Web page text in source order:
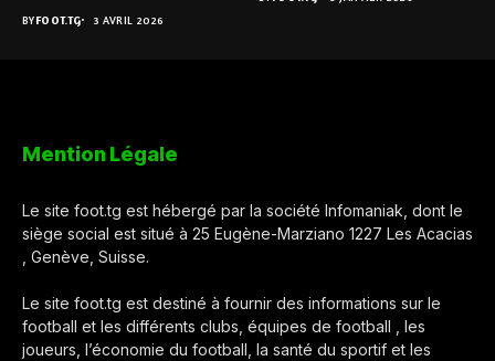
BYFOOT.TG 3 AVRIL 2026
Mention Légale
Le site foot.tg est hébergé par la société Infomaniak, dont le
siège social est situé à 25 Eugène-Marziano 1227 Les Acacias
, Genève, Suisse.
Le site foot.tg est destiné à fournir des informations sur le
football et les différents clubs, équipes de football , les
joueurs, l’économie du football, la santé du sportif et les